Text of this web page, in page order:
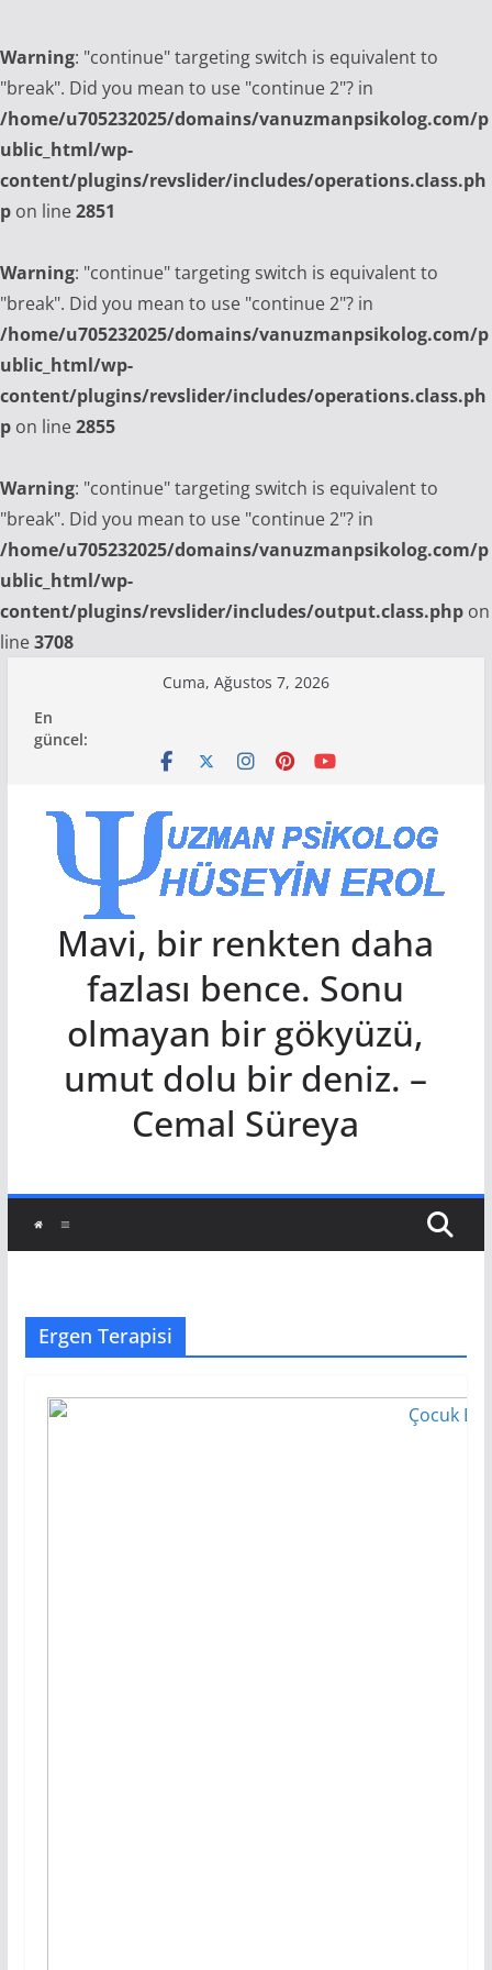
Warning: "continue" targeting switch is equivalent to
"break". Did you mean to use "continue 2"? in
/home/u705232025/domains/vanuzmanpsikolog.com/p
ublic_html/wp-
content/plugins/revslider/includes/operations.class.ph
p on line2851
Warning: "continue" targeting switch is equivalent to
"break". Did you mean to use "continue 2"? in
/home/u705232025/domains/vanuzmanpsikolog.com/p
ublic_html/wp-
content/plugins/revslider/includes/operations.class.ph
p on line2855
Warning: "continue" targeting switch is equivalent to
"break". Did you mean to use "continue 2"? in
/home/u705232025/domains/vanuzmanpsikolog.com/p
ublic_html/wp-
content/plugins/revslider/includes/output.class.php on
line3708
content
Cuma, Ağustos 7, 2026
En
güncel:
Mavi, bir renkten daha
fazlası bence. Sonu
olmayan bir gökyüzü,
umut dolu bir deniz. –
Cemal Süreya
Ergen Terapisi